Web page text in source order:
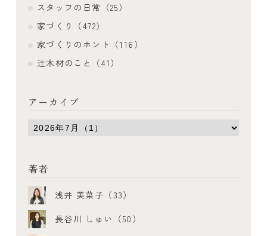
スタッフの日常（25）
家づくり（472）
家づくりのホント（116）
辻木材のこと（41）
アーカイブ
著者
浅井 美菜子（33）
長谷川 しゅい（50）